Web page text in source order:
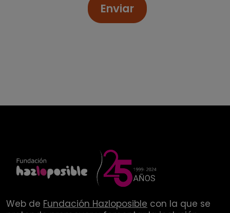
Enviar
Web de Fundación Hazloposible con la que se